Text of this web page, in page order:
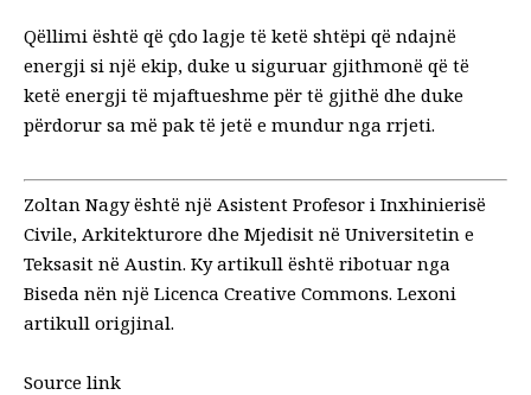
Qëllimi është që çdo lagje të ketë shtëpi që ndajnë
energji si një ekip, duke u siguruar gjithmonë që të
ketë energji të mjaftueshme për të gjithë dhe duke
përdorur sa më pak të jetë e mundur nga rrjeti.
Zoltan Nagy është një Asistent Profesor i Inxhinierisë
Civile, Arkitekturore dhe Mjedisit në Universitetin e
Teksasit në Austin. Ky artikull është ribotuar nga
Biseda nën një Licenca Creative Commons. Lexoni
artikull origjinal.
Source link